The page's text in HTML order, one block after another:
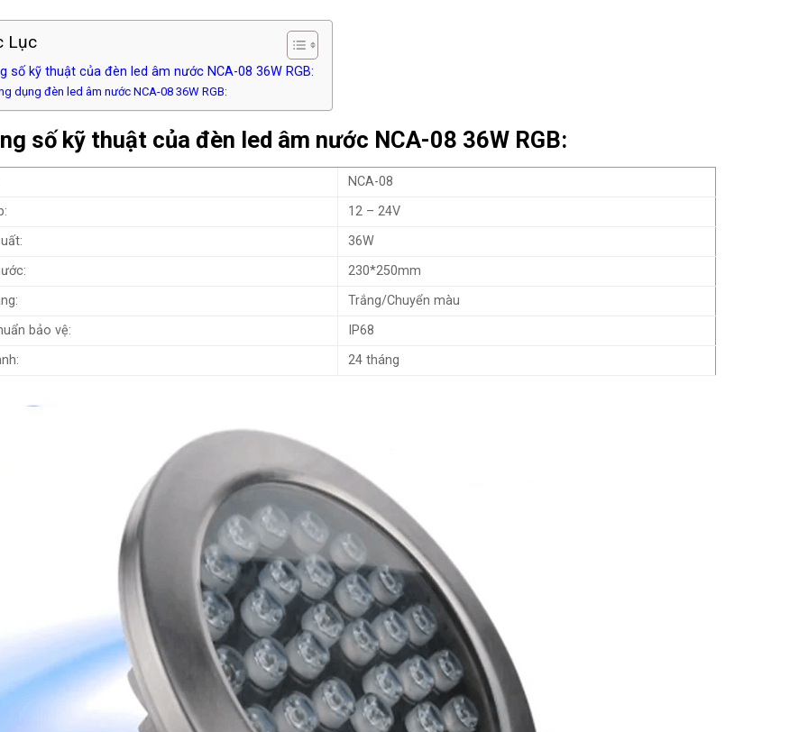
Lục
số kỹ thuật của đèn led âm nước NCA-08 36W RGB:
dụng đèn led âm nước NCA-08 36W RGB:
số kỹ thuật của đèn led âm nước NCA-08 36W RGB:
NCA-08
12 – 24V
36W
230*250mm
Trắng/Chuyển màu
bảo vệ:
IP68
24 tháng